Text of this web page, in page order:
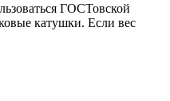
ГОСТовской
катушки. Если вес